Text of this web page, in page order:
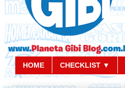
HOME CHECKLIST ▼